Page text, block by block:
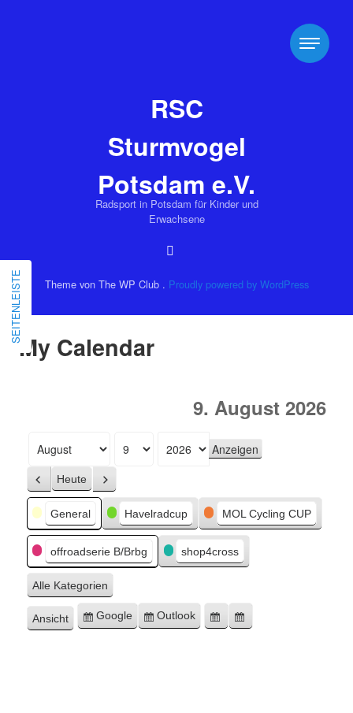
My Calendar
9. August 2026
Monat
Tag
Jahr
Zurück
Heute Weiter
Kategorien
General Havelradcup MOL Cycling CUP
offroadserie B/Brbg shop4cross
Alle Kategorien
Ansicht ausdrucken
Eintragen
Google
Eintragen
Outlook
Google-
SEITENLEISTE
RSC
Sturmvogel
Potsdam e.V.
Radsport in Potsdam für Kinder und
Erwachsene
Theme von The WP Club . Proudly powered by WordPress